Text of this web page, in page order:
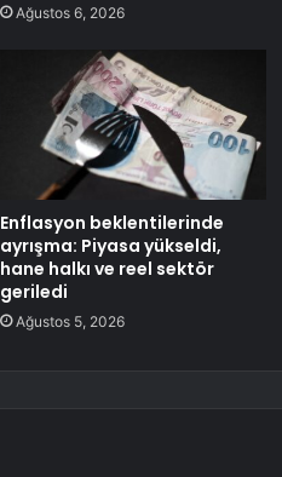
Ağustos 6, 2026
Enflasyon beklentilerinde
ayrışma: Piyasa yükseldi,
hane halkı ve reel sektör
geriledi
Ağustos 5, 2026